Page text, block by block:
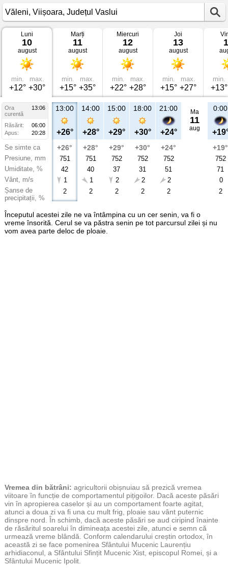
Vremea
Văleni
Viișoara,
Județul
Vaslui
Luni
10
august
min.
+12°
max.
+30°
Marți
11
august
min.
+15°
max.
+35°
Miercuri
12
august
min.
+22°
max.
+28°
Joi
13
august
min.
+15°
max.
+27°
min.
+13°
Ora
13:06
curentă
Răsărit:
06:00
Apus:
20:28
Se simte ca
Presiune, mm
Umiditate, %
Vânt, m/s
Șanse de
precipitații, %
13:00
+26°
+26°
751
42
1
2
14:00
+28°
+28°
751
40
1
2
15:00
+29°
+29°
752
37
2
2
18:00
+30°
+30°
752
31
2
2
21:00
+24°
+24°
752
51
2
2
Ma
11
aug
0:00
+19°
752
71
0
2
Începutul acestei zile ne va întâmpina cu un cer senin, va fi o
vreme însorită. Cerul se va păstra senin pe tot parcursul zilei și nu
vom avea parte deloc de ploaie.
Vremea din bătrâni: agricultorii obișnuiau să prezică vremea
viitoare în funcție de comportamentul pițigoilor. Dacă aceste păsări
vin în apropierea caselor și au un comportament foarte agitat,
atunci a doua zi va fi una cu mult frig, ploaie sau vânt puternic
dinspre nord. În schimb, dacă aceste păsări se aud ciripind înainte
de răsăritul soarelui în dimineața acestei zile, atunci e semn că
urmează vreme blândă. Conform calendarului creștin ortodox, în
această zi se face pomenirea Sfântului Mucenic Laurențiu
arhidiaconul, a Sfântului Sfințit Mucenic Xist, episcopul Romei, și a
Sfântului Mucenic Ipolit.